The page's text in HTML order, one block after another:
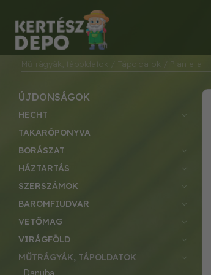
Műtrágyák, tápoldatok / Tápoldatok / Plantella
ÚJDONSÁGOK
HECHT
TAKARÓPONYVA
BORÁSZAT
HÁZTARTÁS
SZERSZÁMOK
BAROMFIUDVAR
VETŐMAG
VIRÁGFÖLD
MŰTRÁGYÁK, TÁPOLDATOK